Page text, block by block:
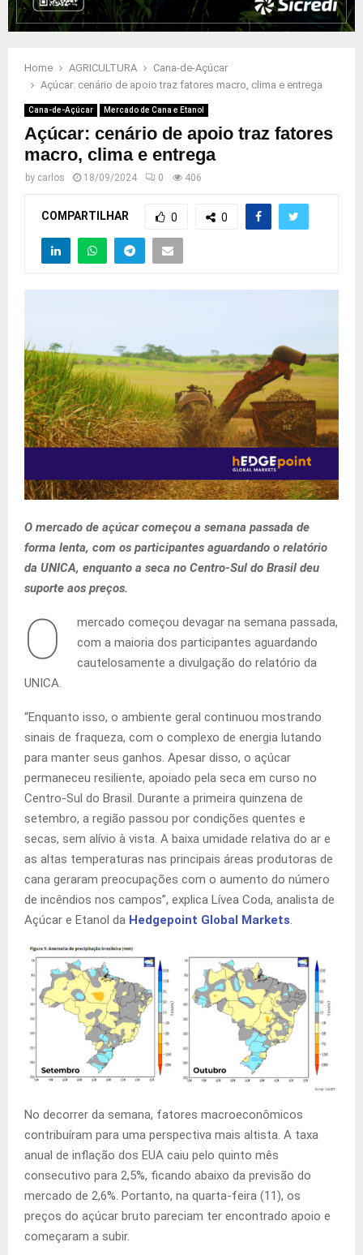
Home AGRICULTURA
Cana-de-Açúcar
Açúcar: cenário de apoio traz fatores macro, clima e entrega
Cana-de-Açúcar Mercado de Cana e Etanol
Açúcar: cenário de apoio traz fatores
macro, clima e entrega
by carlos 18/09/2024 0 406
COMPARTILHAR 0 0
O mercado de açúcar começou a semana passada de
forma lenta, com os participantes aguardando o relatório
da UNICA, enquanto a seca no Centro-Sul do Brasil deu
suporte aos preços.
O
mercado começou devagar na semana passada,
com a maioria dos participantes aguardando
cautelosamente a divulgação do relatório da
UNICA.
“Enquanto isso, o ambiente geral continuou mostrando
sinais de fraqueza, com o complexo de energia lutando
para manter seus ganhos. Apesar disso, o açúcar
permaneceu resiliente, apoiado pela seca em curso no
Centro-Sul do Brasil. Durante a primeira quinzena de
setembro, a região passou por condições quentes e
secas, sem alívio à vista. A baixa umidade relativa do ar e
as altas temperaturas nas principais áreas produtoras de
cana geraram preocupações com o aumento do número
de incêndios nos campos”, explica Lívea Coda, analista de
Açúcar e Etanol da Hedgepoint Global Markets.
No decorrer da semana, fatores macroeconômicos
contribuíram para uma perspectiva mais altista. A taxa
anual de inflação dos EUA caiu pelo quinto mês
consecutivo para 2,5%, ficando abaixo da previsão do
mercado de 2,6%. Portanto, na quarta-feira (11), os
preços do açúcar bruto pareciam ter encontrado apoio e
começaram a subir.